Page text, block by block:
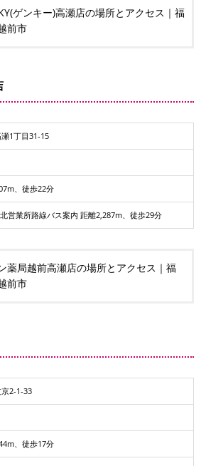
ゲンキー)高瀬店の場所とアクセス｜福
前市
1丁目31-15
、徒歩22分
営業所路線バス案内 距離2,287m、徒歩29分
薬局越前高瀬店の場所とアクセス｜福
前市
2-1-33
、徒歩17分